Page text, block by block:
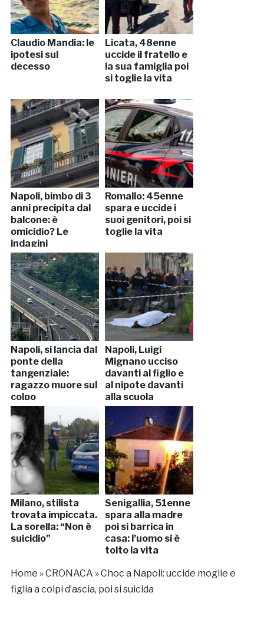
Claudio Mandia: le
ipotesi sul
decesso
Licata, 48enne
uccide il fratello e
la sua famiglia poi
si toglie la vita
Napoli, bimbo di 3
anni precipita dal
balcone: è
omicidio? Le
indagini
Romallo: 45enne
spara e uccide i
suoi genitori, poi si
toglie la vita
Napoli, si lancia dal
ponte della
tangenziale:
ragazzo muore sul
colpo
Napoli, Luigi
Mignano ucciso
davanti al figlio e
al nipote davanti
alla scuola
Milano, stilista
trovata impiccata.
La sorella: “Non è
suicidio”
Senigallia, 51enne
spara alla madre
poi si barrica in
casa: l’uomo si è
tolto la vita
Home »CRONACA »Choc a Napoli: uccide moglie e
figlia a colpi d’ascia, poi si suicida